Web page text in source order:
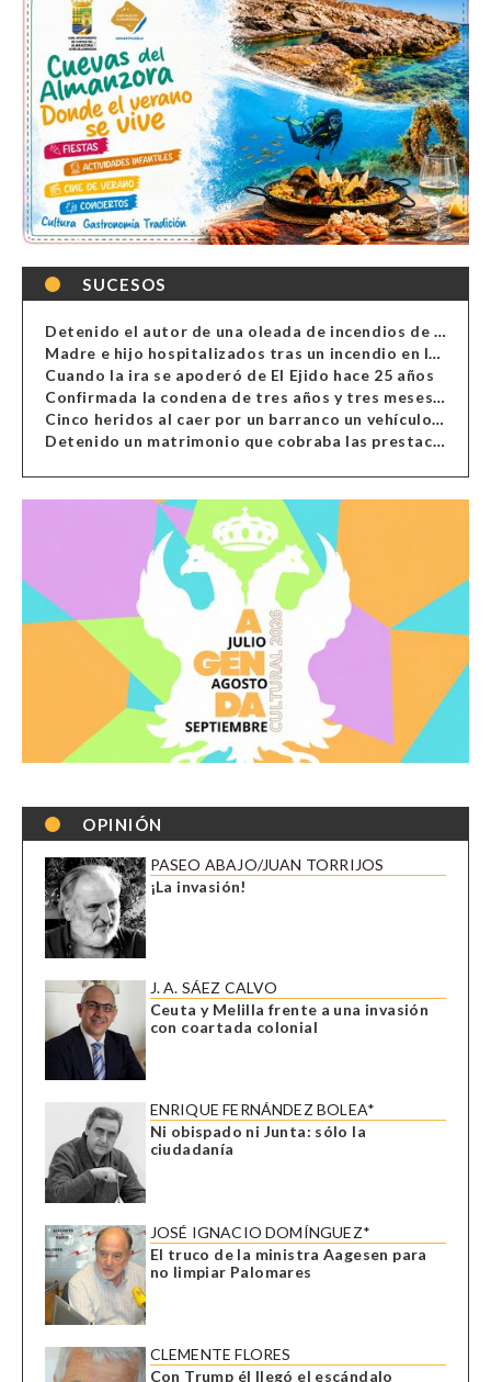
SUCESOS
Detenido el autor de una oleada de incendios de contenedores en Almería
Madre e hijo hospitalizados tras un incendio en la cocina de una vivienda en Almería
Cuando la ira se apoderó de El Ejido hace 25 años
Confirmada la condena de tres años y tres meses al hombre de Antas acusado de xenofobia
Cinco heridos al caer por un barranco un vehículo en Alcolea
Detenido un matrimonio que cobraba las prestaciones de ilegales en Almería, Granada, Málaga, Huelva y Murcia
OPINIÓN
PASEO ABAJO/JUAN TORRIJOS
¡La invasión!
J. A. SÁEZ CALVO
Ceuta y Melilla frente a una invasión
con coartada colonial
ENRIQUE FERNÁNDEZ BOLEA*
Ni obispado ni Junta: sólo la
ciudadanía
JOSÉ IGNACIO DOMÍNGUEZ*
El truco de la ministra Aagesen para
no limpiar Palomares
CLEMENTE FLORES
Con Trump él llegó el escándalo